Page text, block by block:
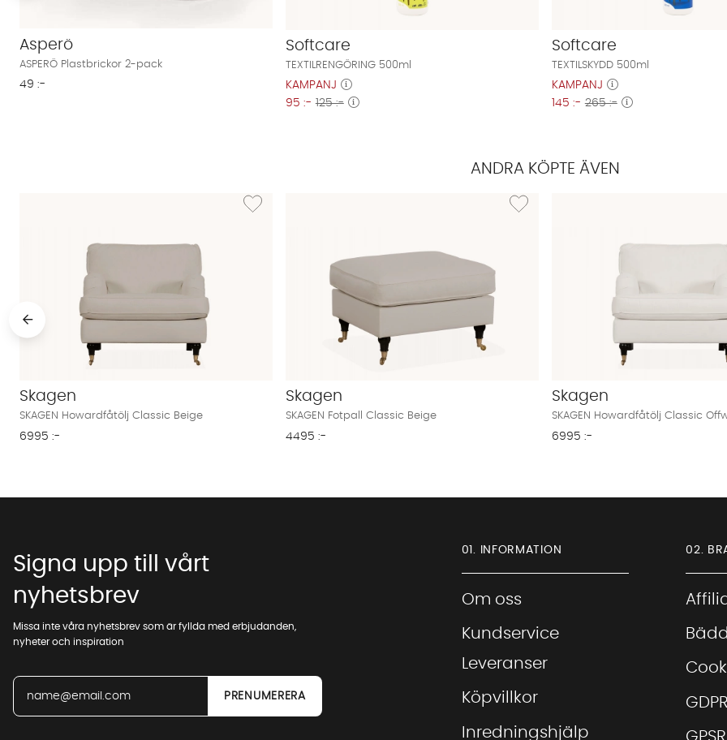
Asperö
ASPERÖ Plastbrickor 2-pack
49 :-
Softcare
TEXTILRENGÖRING 500ml
KAMPANJ
95 :- 125 :-
Softcare
TEXTILSKYDD 500ml
KAMPANJ
145 :- 265 :-
ANDRA KÖPTE ÄVEN
Lägg till i önskelista: SKAGEN Howardfåtölj Classic Beige
Skagen
SKAGEN Howardfåtölj Classic Beige
6995 :-
Lägg till i önskelista: SKAGEN Fotpall Classic
Skagen
SKAGEN Fotpall Classic Beige
4495 :-
Skagen
SKAGEN Howardfåtölj Classic
6995 :-
Signa upp till vårt
nyhetsbrev
Missa inte våra nyhetsbrev som är fyllda med erbjudanden,
nyheter och inspiration
01. INFORMATION
Om oss
Kundservice
Leveranser
Köpvillkor
Inredningshjälp
02.
GDPR